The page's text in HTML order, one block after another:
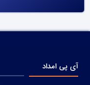
آی پی امداد